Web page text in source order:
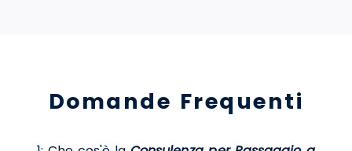
Domande Frequenti